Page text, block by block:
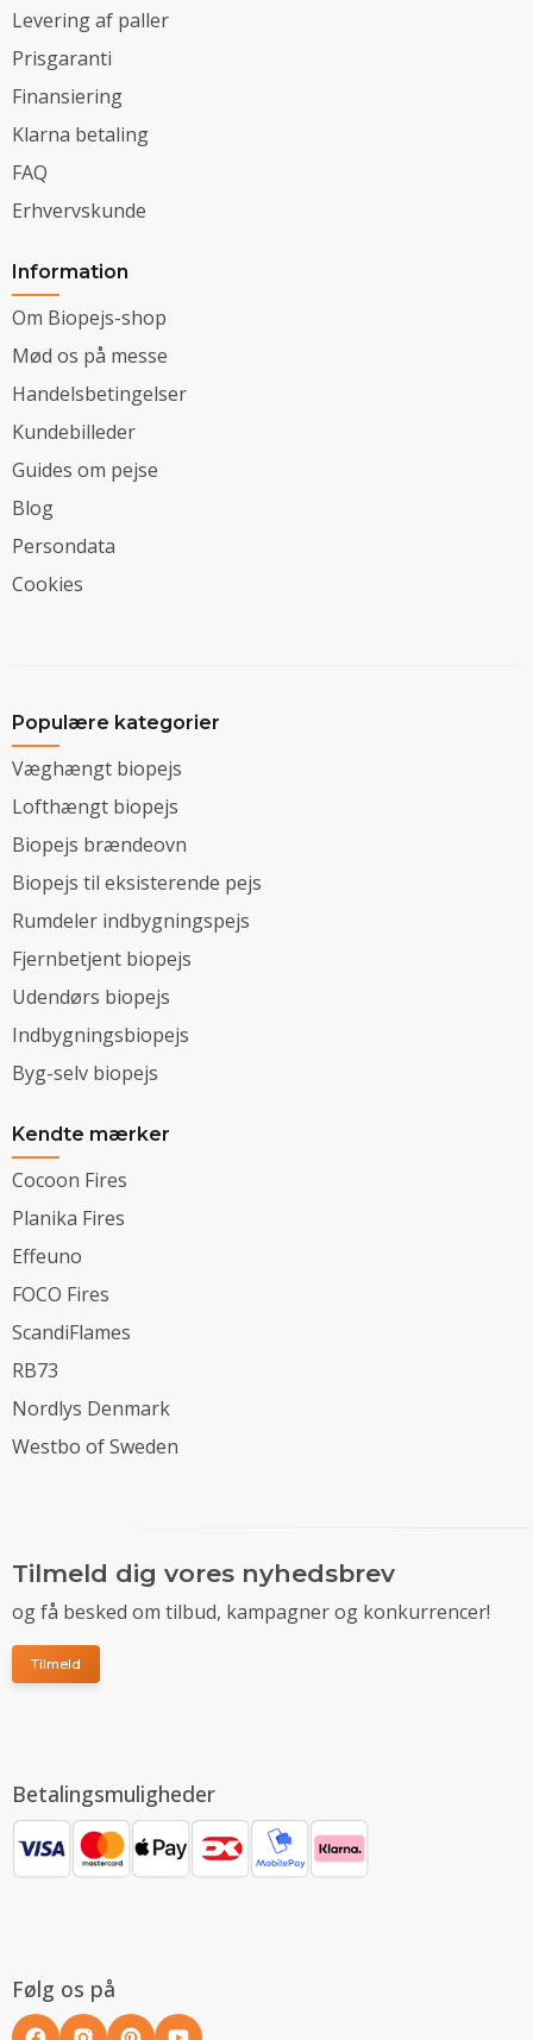
Levering af paller
Prisgaranti
Finansiering
Klarna betaling
FAQ
Erhvervskunde
Information
Om Biopejs-shop
Mød os på messe
Handelsbetingelser
Kundebilleder
Guides om pejse
Blog
Persondata
Cookies
Populære kategorier
Væghængt biopejs
Lofthængt biopejs
Biopejs brændeovn
Biopejs til eksisterende pejs
Rumdeler indbygningspejs
Fjernbetjent biopejs
Udendørs biopejs
Indbygningsbiopejs
Byg-selv biopejs
Kendte mærker
Cocoon Fires
Planika Fires
Effeuno
FOCO Fires
ScandiFlames
RB73
Nordlys Denmark
Westbo of Sweden
Tilmeld dig vores nyhedsbrev
og få besked om tilbud, kampagner og konkurrencer!
Tilmeld
Betalingsmuligheder
Følg os på